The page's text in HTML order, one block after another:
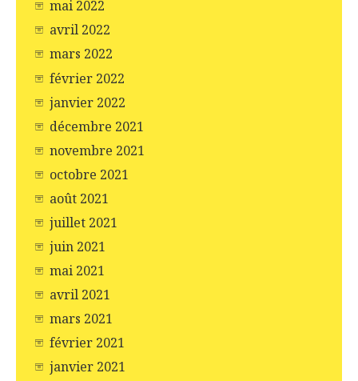
mai 2022
avril 2022
mars 2022
février 2022
janvier 2022
décembre 2021
novembre 2021
octobre 2021
août 2021
juillet 2021
juin 2021
mai 2021
avril 2021
mars 2021
février 2021
janvier 2021